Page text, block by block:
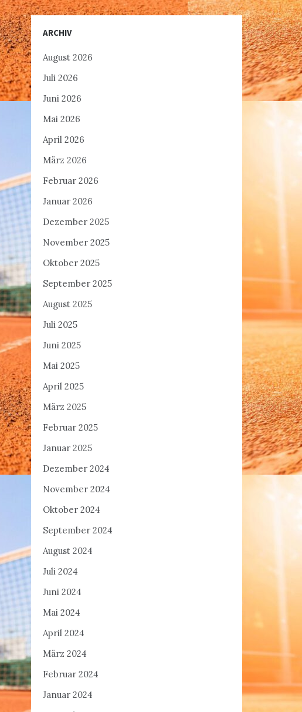
ARCHIV
August 2026
Juli 2026
Juni 2026
Mai 2026
April 2026
März 2026
Februar 2026
Januar 2026
Dezember 2025
November 2025
Oktober 2025
September 2025
August 2025
Juli 2025
Juni 2025
Mai 2025
April 2025
März 2025
Februar 2025
Januar 2025
Dezember 2024
November 2024
Oktober 2024
September 2024
August 2024
Juli 2024
Juni 2024
Mai 2024
April 2024
März 2024
Februar 2024
Januar 2024